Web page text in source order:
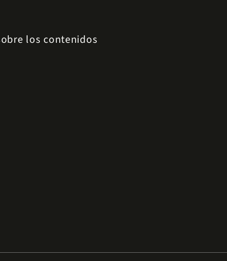
los contenidos